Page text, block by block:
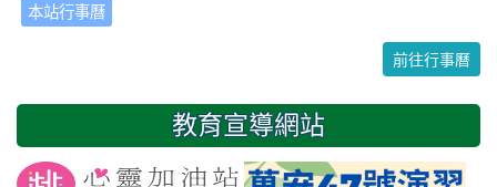
24
2 3
友善校園週
開學日
本站行事曆
前往行事曆
教育宣導網站